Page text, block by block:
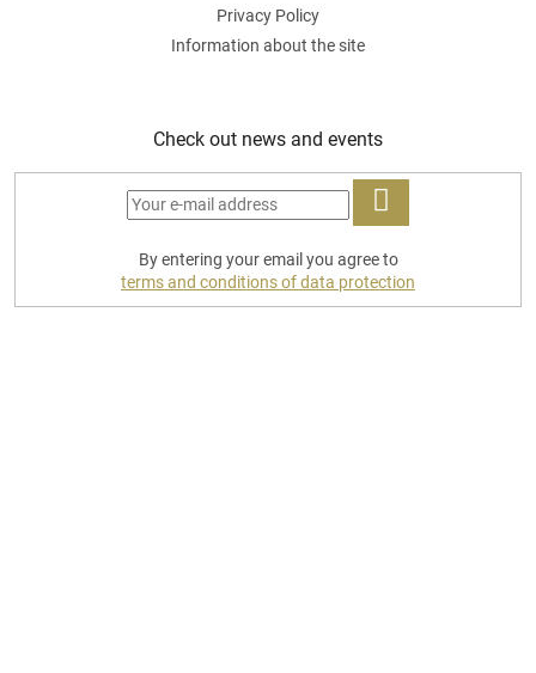
Privacy Policy
Information about the site
Check out news and events
LOG
IN
By entering your email you agree to
terms and conditions of data protection